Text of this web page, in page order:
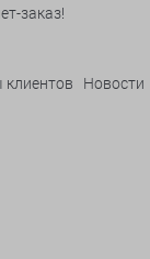
заказ!
Новости